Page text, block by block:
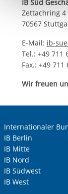
berechtigter
Einwilligung.
IB Süd
Zettachring 4
70567
E-Mail: ib-
Tel.: +49 711
Fax.: +49 711
Wir freuen
Internationaler
IB Berlin
IB Mitte
IB Nord
IB Südwest
IB West